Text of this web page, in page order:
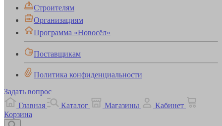
Строителям
Организациям
Программа «Новосёл»
Поставщикам
Политика конфиденциальности
Задать вопрос
Главная
Каталог Магазины
Кабинет
Корзина